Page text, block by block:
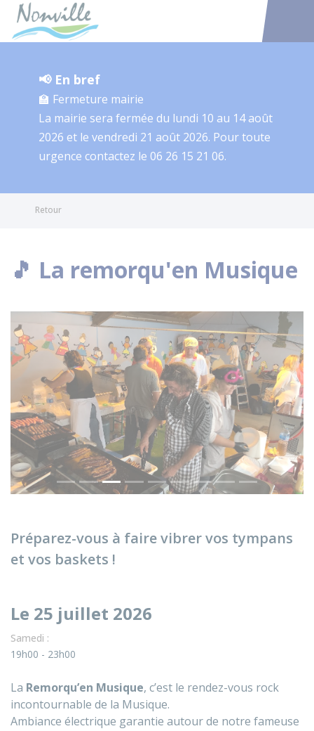
Accéder
📢 En bref
🏫 Fermeture mairie
La mairie sera fermée du lundi 10 au 14 août
2026 et le vendredi 21 août 2026. Pour toute
urgence contactez le 06 26 15 21 06.
Retour
🎵 La remorqu'en Musique
Précédent
Préparez-vous à faire vibrer vos tympans
et vos baskets !
Le 25 juillet 2026
Samedi :
19h00 - 23h00
La Remorqu’en Musique, c’est le rendez-vous rock
incontournable de la Musique.
Ambiance électrique garantie autour de notre fameuse